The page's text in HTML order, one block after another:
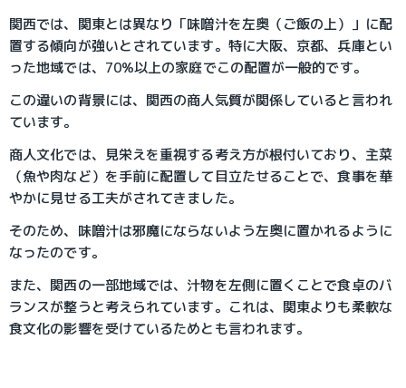
関西では、関東とは異なり「味噌汁を左奥（ご飯の上）」に配
置する傾向が強いとされています。特に大阪、京都、兵庫とい
った地域では、70%以上の家庭でこの配置が一般的です。
この違いの背景には、関西の商人気質が関係していると言われ
ています。
商人文化では、見栄えを重視する考え方が根付いており、主菜
（魚や肉など）を手前に配置して目立たせることで、食事を華
やかに見せる工夫がされてきました。
そのため、味噌汁は邪魔にならないよう左奥に置かれるように
なったのです。
また、関西の一部地域では、汁物を左側に置くことで食卓のバ
ランスが整うと考えられています。これは、関東よりも柔軟な
食文化の影響を受けているためとも言われます。